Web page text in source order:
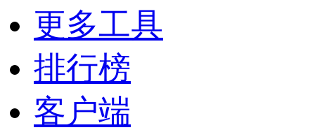
更多工具
排行榜
客户端